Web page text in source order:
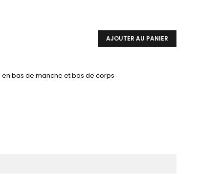
AJOUTER AU PANIER
bas de manche et bas de corps